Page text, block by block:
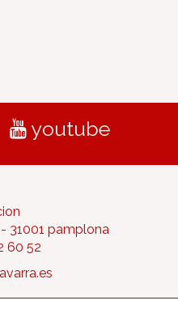
youtube
31001 pamplona
60 52